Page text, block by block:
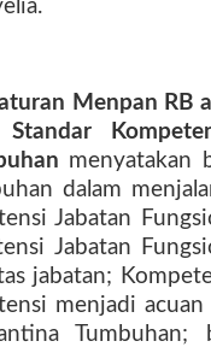
Menpan RB
menyatakan
dalam
Jabatan
Jabatan
jabatan;
menjadi
Tumbuhan;